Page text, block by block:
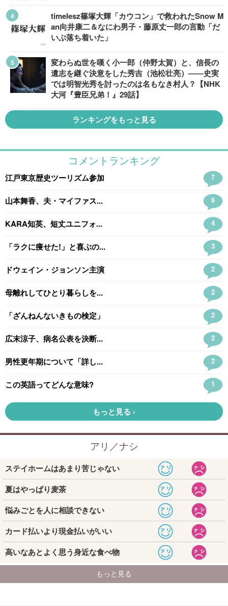
timelesz篠塚大輝「カウコン」で救われたSnow M
an向井康二＆なにわ男子・藤原丈一郎の言動「だ
いぶ落ち着いた」
変わらぬ世を嘆く小一郎（仲野太賀）と、信長の
遺志を継ぐ決意をした秀吉（池松壮亮）――史実
では明智光秀を討ったのは名もなき村人？【NHK
大河『豊臣兄弟！』29話】
ランキングをもっと見る